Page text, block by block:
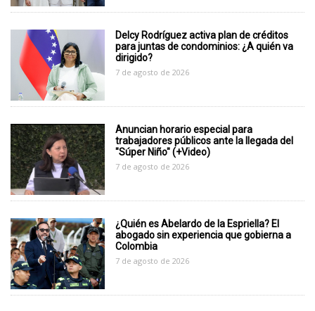
Delcy Rodríguez activa plan de créditos
para juntas de condominios: ¿A quién va
dirigido?
7 de agosto de 2026
Anuncian horario especial para
trabajadores públicos ante la llegada del
"Súper Niño" (+Video)
7 de agosto de 2026
¿Quién es Abelardo de la Espriella? El
abogado sin experiencia que gobierna a
Colombia
7 de agosto de 2026